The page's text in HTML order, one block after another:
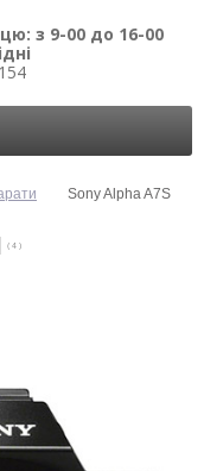
з 9-00 до 16-00
Sony Alpha A7S
( 4 )